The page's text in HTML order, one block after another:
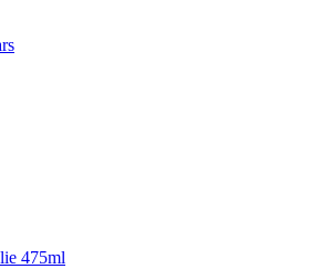
475ml